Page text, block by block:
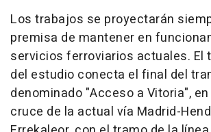
Los trabajos se proyectarán
premisa de mantener en
servicios ferroviarios actuales. El
del estudio conecta el final del
denominado "Acceso a Vitoria",
cruce de la actual vía Madrid-